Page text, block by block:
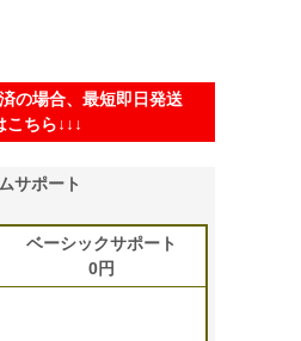
の場合、最短即日発送
こちら↓↓↓
サポート
ベーシックサポート
0円